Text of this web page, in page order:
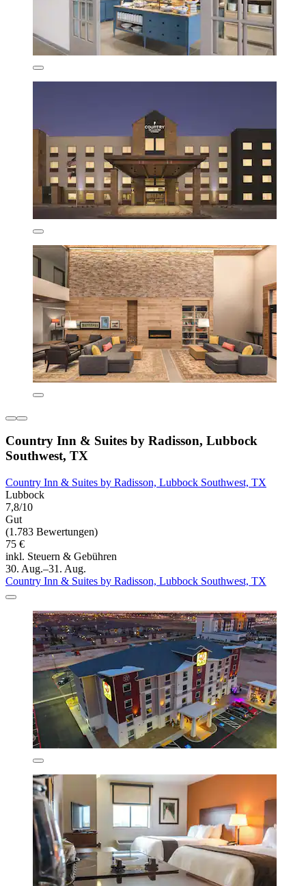
Country Inn & Suites by Radisson, Lubbock
Southwest, TX
Country Inn & Suites by Radisson, Lubbock Southwest, TX
Lubbock
7,8/10
Gut
(1.783 Bewertungen)
75 €
inkl. Steuern & Gebühren
30. Aug.–31. Aug.
Country Inn & Suites by Radisson, Lubbock Southwest, TX